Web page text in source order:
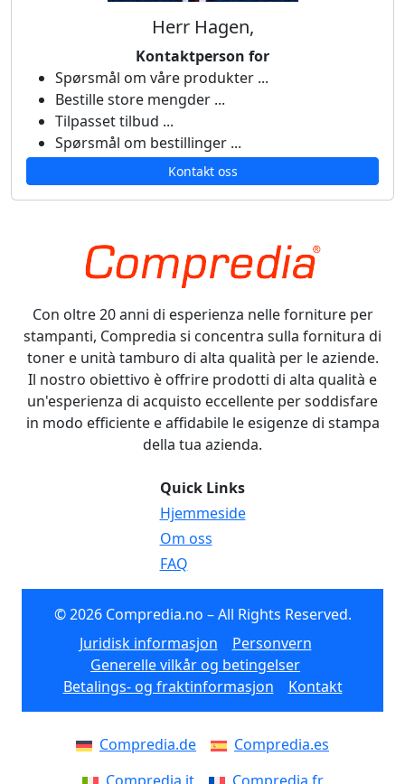
Herr Hagen,
Kontaktperson for
Spørsmål om våre produkter ...
Bestille store mengder ...
Tilpasset tilbud ...
Spørsmål om bestillinger ...
Kontakt oss
Con oltre 20 anni di esperienza nelle forniture per
stampanti, Compredia si concentra sulla fornitura di
toner e unità tamburo di alta qualità per le aziende.
Il nostro obiettivo è offrire prodotti di alta qualità e
un'esperienza di acquisto eccellente per soddisfare
in modo efficiente e affidabile le esigenze di stampa
della tua azienda.
Quick Links
Hjemmeside
Om oss
FAQ
© 2026 Compredia.no – All Rights Reserved.
Juridisk informasjon
Personvern
Generelle vilkår og betingelser
Betalings- og fraktinformasjon
Kontakt
Compredia.de
Compredia.es